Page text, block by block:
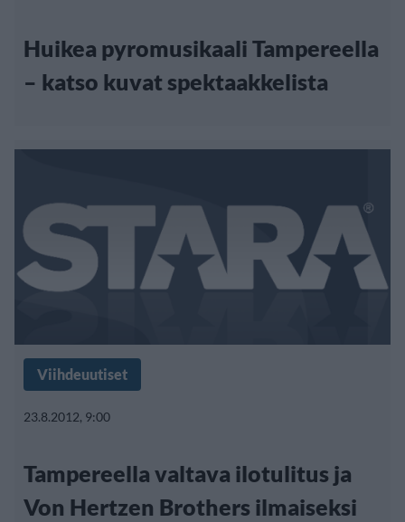
Huikea pyromusikaali Tampereella
– katso kuvat spektaakkelista
Viihdeuutiset
23.8.2012, 9:00
Tampereella valtava ilotulitus ja
Von Hertzen Brothers ilmaiseksi